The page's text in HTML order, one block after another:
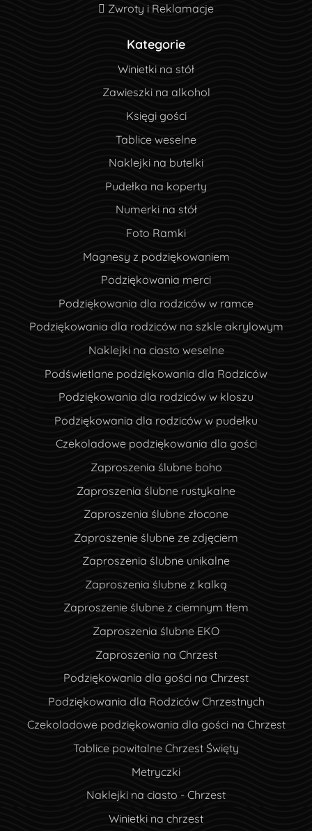
Zwroty i Reklamacje
Zwroty i Reklamacje
Kategorie
Winietki na stół
Zawieszki na alkohol
Księgi gości
Tablice weselne
Naklejki na butelki
Pudełka na koperty
Numerki na stół
Foto Ramki
Magnesy z podziękowaniem
Podziękowania merci
Podziękowania dla rodziców w ramce
Podziękowania dla rodziców na szkle akrylowym
Naklejki na ciasto weselne
Podświetlane podziękowania dla Rodziców
Podziękowania dla rodziców w kloszu
Podziękowania dla rodziców w pudełku
Czekoladowe podziękowania dla gości
Zaproszenia ślubne boho
Zaproszenia ślubne rustykalne
Zaproszenia ślubne złocone
Zaproszenie ślubne ze zdjęciem
Zaproszenia ślubne unikalne
Zaproszenia ślubne z kalką
Zaproszenie ślubne z ciemnym tłem
Zaproszenia ślubne EKO
Zaproszenia na Chrzest
Podziękowania dla gości na Chrzest
Podziękowania dla Rodziców Chrzestnych
Czekoladowe podziękowania dla gości na Chrzest
Tablice powitalne Chrzest Święty
Metryczki
Naklejki na ciasto - Chrzest
Winietki na chrzest